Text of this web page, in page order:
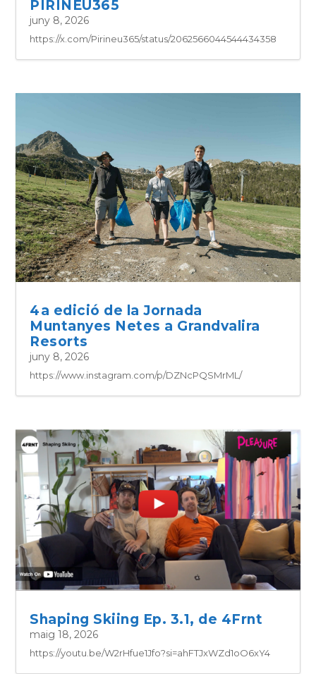
PIRINEU365
juny 8, 2026
https://x.com/Pirineu365/status/2062566044544434358
4a edició de la Jornada
Muntanyes Netes a Grandvalira
Resorts
juny 8, 2026
https://www.instagram.com/p/DZNcPQSMrML/
Shaping Skiing Ep. 3.1, de 4Frnt
maig 18, 2026
https://youtu.be/W2rHfue1Jfo?si=ahFTJxWZd1oO6xY4